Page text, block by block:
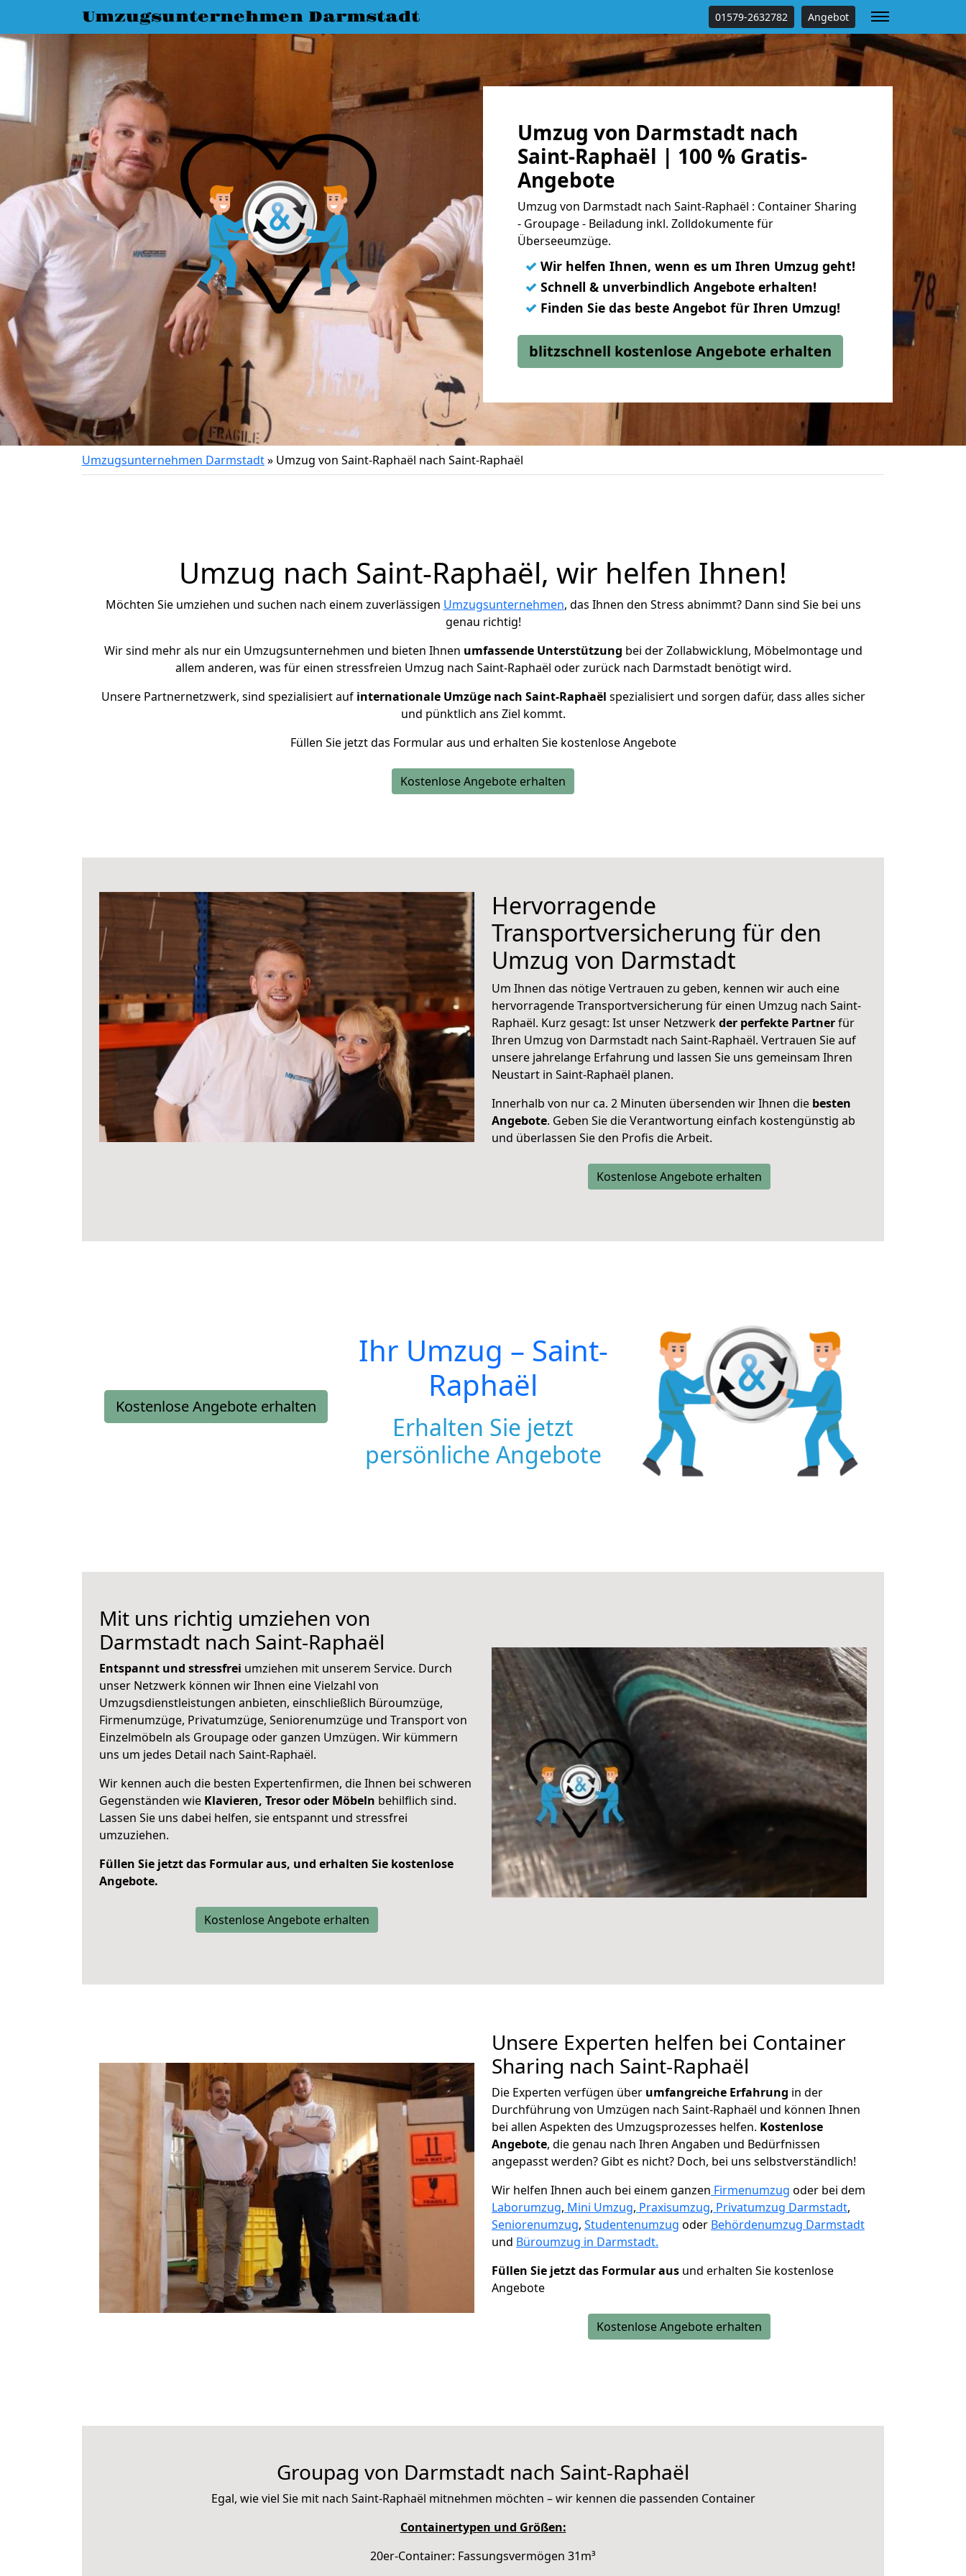
Umzugsunternehmen Darmstadt 01579-2632782 Angebot
Umzug von Darmstadt nach
Saint-Raphaël | 100 % Gratis-
Angebote
Umzug von Darmstadt nach Saint-Raphaël : Container Sharing
- Groupage - Beiladung inkl. Zolldokumente für
Überseeumzüge.
✓ Wir helfen Ihnen, wenn es um Ihren Umzug geht!
✓ Schnell & unverbindlich Angebote erhalten!
✓ Finden Sie das beste Angebot für Ihren Umzug!
blitzschnell kostenlose Angebote erhalten
Umzugsunternehmen Darmstadt» Umzug von Saint-Raphaël nach Saint-Raphaël
Umzug nach Saint-Raphaël, wir helfen Ihnen!
Möchten Sie umziehen und suchen nach einem zuverlässigen Umzugsunternehmen, das Ihnen den Stress abnimmt? Dann sind Sie bei uns
genau richtig!
Wir sind mehr als nur ein Umzugsunternehmen und bieten Ihnen umfassende Unterstützung bei der Zollabwicklung, Möbelmontage und
allem anderen, was für einen stressfreien Umzug nach Saint-Raphaël oder zurück nach Darmstadt benötigt wird.
Unsere Partnernetzwerk, sind spezialisiert auf internationale Umzüge nach Saint-Raphaël spezialisiert und sorgen dafür, dass alles sicher
und pünktlich ans Ziel kommt.
Füllen Sie jetzt das Formular aus und erhalten Sie kostenlose Angebote
Kostenlose Angebote erhalten
Hervorragende
Transportversicherung für den
Umzug von Darmstadt
Um Ihnen das nötige Vertrauen zu geben, kennen wir auch eine
hervorragende Transportversicherung für einen Umzug nach Saint-
Raphaël. Kurz gesagt: Ist unser Netzwerkder perfekte Partnerfür
Ihren Umzug von Darmstadt nach Saint-Raphaël. Vertrauen Sie auf
unsere jahrelange Erfahrung und lassen Sie uns gemeinsam Ihren
Neustart in Saint-Raphaël planen.
Innerhalb von nur ca. 2 Minuten übersenden wir Ihnen die besten
Angebote. Geben Sie die Verantwortung einfach kostengünstig ab
und überlassen Sie den Profis die Arbeit.
Kostenlose Angebote erhalten
Kostenlose Angebote erhalten
Ihr Umzug – Saint-
Raphaël
Erhalten Sie jetzt
persönliche Angebote
Mit uns richtig umziehen von
Darmstadt nach Saint-Raphaël
Entspannt und stressfrei umziehen mit unserem Service. Durch
unser Netzwerk können wir Ihnen eine Vielzahl von
Umzugsdienstleistungen anbieten, einschließlich Büroumzüge,
Firmenumzüge, Privatumzüge, Seniorenumzüge und Transport von
Einzelmöbeln als Groupage oder ganzen Umzügen. Wir kümmern
uns um jedes Detail nach Saint-Raphaël.
Wir kennen auch die besten Expertenfirmen, die Ihnen bei schweren
Gegenständen wie Klavieren, Tresor oder Möbeln behilflich sind.
Lassen Sie uns dabei helfen, sie entspannt und stressfrei
umzuziehen.
Füllen Sie jetzt das Formular aus, und erhalten Sie kostenlose
Angebote.
Kostenlose Angebote erhalten
Unsere Experten helfen bei Container
Sharing nach Saint-Raphaël
Die Experten verfügen über umfangreiche Erfahrung in der
Durchführung von Umzügen nach Saint-Raphaël und können Ihnen
bei allen Aspekten des Umzugsprozesses helfen. Kostenlose
Angebote, die genau nach Ihren Angaben und Bedürfnissen
angepasst werden? Gibt es nicht? Doch, bei uns selbstverständlich!
Wir helfen Ihnen auch bei einem ganzen Firmenumzug oder bei dem
Laborumzug, Mini Umzug, Praxisumzug, Privatumzug Darmstadt,
Seniorenumzug, Studentenumzug oder Behördenumzug Darmstadt
und Büroumzug in Darmstadt.
Füllen Sie jetzt das Formular aus und erhalten Sie kostenlose
Angebote
Kostenlose Angebote erhalten
Groupag von Darmstadt nach Saint-Raphaël
Egal, wie viel Sie mit nach Saint-Raphaël mitnehmen möchten – wir kennen die passenden Container
Containertypen und Größen:
20er-Container: Fassungsvermögen 31m³